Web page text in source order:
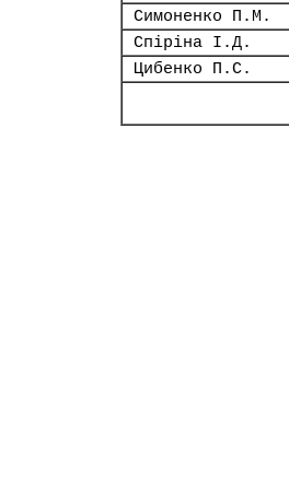
Симоненко П.М.
Спіріна І.Д.
Цибенко П.С.